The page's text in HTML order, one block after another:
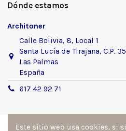
Dónde estamos
Architoner
Calle Bolivia, 8, Local 1
Santa Lucía de Tirajana, C.P.
Las Palmas
España
617 42 92 71
Este sitio web usa cookies, si